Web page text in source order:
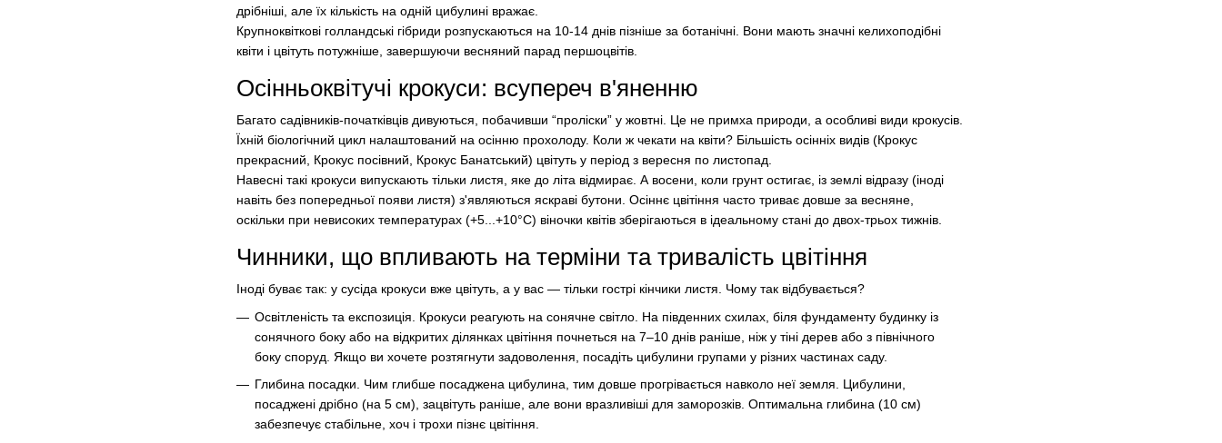
дрібніші, але їх кількість на одній цибулині вражає.
Крупноквіткові голландські гібриди розпускаються на 10-14 днів пізніше за ботанічні. Вони мають значні келихоподібні
квіти і цвітуть потужніше, завершуючи весняний парад першоцвітів.
Осінньоквітучі крокуси: всупереч в'яненню
Багато садівників-початківців дивуються, побачивши “проліски” у жовтні. Це не примха природи, а особливі види крокусів.
Їхній біологічний цикл налаштований на осінню прохолоду. Коли ж чекати на квіти? Більшість осінніх видів (Крокус
прекрасний, Крокус посівний, Крокус Банатський) цвітуть у період з вересня по листопад.
Навесні такі крокуси випускають тільки листя, яке до літа відмирає. А восени, коли грунт остигає, із землі відразу (іноді
навіть без попередньої появи листя) з'являються яскраві бутони. Осіннє цвітіння часто триває довше за весняне,
оскільки при невисоких температурах (+5...+10°C) віночки квітів зберігаються в ідеальному стані до двох-трьох тижнів.
Чинники, що впливають на терміни та тривалість цвітіння
Іноді буває так: у сусіда крокуси вже цвітуть, а у вас — тільки гострі кінчики листя. Чому так відбувається?
Освітленість та експозиція. Крокуси реагують на сонячне світло. На південних схилах, біля фундаменту будинку із
сонячного боку або на відкритих ділянках цвітіння почнеться на 7–10 днів раніше, ніж у тіні дерев або з північного
боку споруд. Якщо ви хочете розтягнути задоволення, посадіть цибулини групами у різних частинах саду.
Глибина посадки. Чим глибше посаджена цибулина, тим довше прогрівається навколо неї земля. Цибулини,
посаджені дрібно (на 5 см), зацвітуть раніше, але вони вразливіші для заморозків. Оптимальна глибина (10 см)
забезпечує стабільне, хоч і трохи пізнє цвітіння.